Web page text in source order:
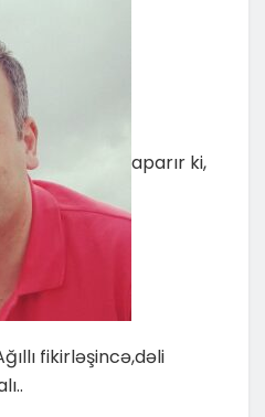
aparır ki,
fikirləşincə,dəli